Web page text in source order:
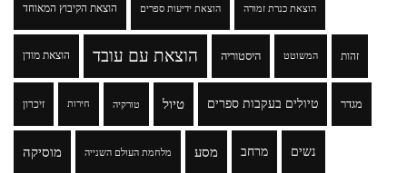
הוצאת הקיבוץ המאוחד הוצאת ידיעות ספרים הוצאת כנרת זמורה
הוצאת מודן הוצאת עם עובד היסטוריה המשוטט זהות
זיכרון חירות טורקיה טיול טיולים בעקבות ספרים מגדר
מוסיקה מלחמת העולם השנייה מסע מרחב נשים